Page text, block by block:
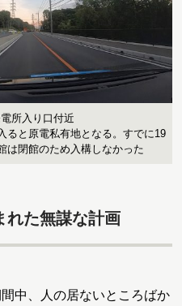
所入り口付近
ると原電私有地となる。すでに19
は閉館のため入構しなかった
れた無謀な計画
中、人の居ないところばか